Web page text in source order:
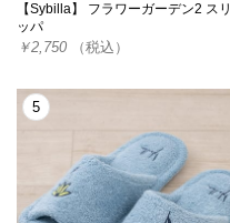
【Sybilla】 フラワーガーデン2 スリ
ッパ
￥2,750 （税込）
5